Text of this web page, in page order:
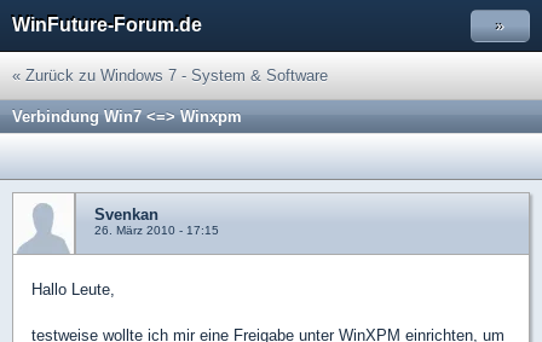
WinFuture-Forum.de »
« Zurück zu Windows 7 - System & Software
Verbindung Win7 <=> Winxpm
Svenkan
26. März 2010 - 17:15
Hallo Leute,
testweise wollte ich mir eine Freigabe unter WinXPM einrichten, um